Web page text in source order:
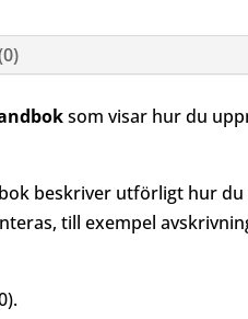
som visar hur du
beskriver utförligt hur
till exempel